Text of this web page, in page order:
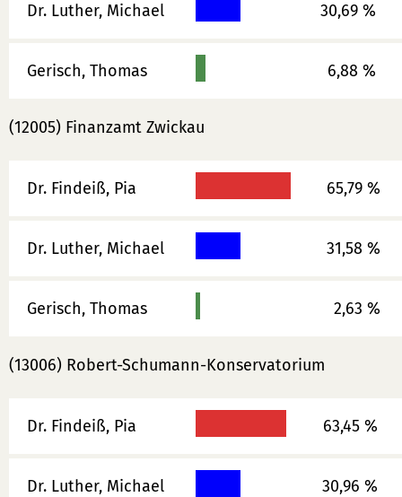
Dr. Luther, Michael 30,69 %
Gerisch, Thomas 6,88 %
(12005) Finanzamt Zwickau
Dr. Findeiß, Pia 65,79 %
Dr. Luther, Michael 31,58 %
Gerisch, Thomas 2,63 %
(13006) Robert-Schumann-Konservatorium
Dr. Findeiß, Pia 63,45 %
Dr. Luther, Michael 30,96 %